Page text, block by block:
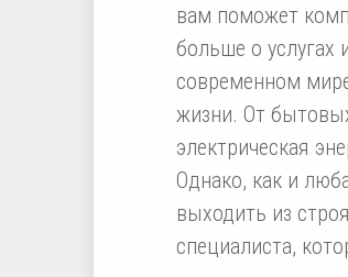
вам поможет
больше о услугах
современном
жизни. От
электрическая
Однако, как и
выходить из
специалиста,